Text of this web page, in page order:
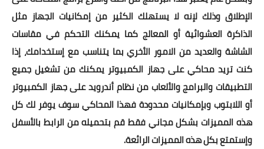
الإطلاق وذلك لإنه لا يستهلك الكثير من إمكانيات الجهاز مثل
الذاكرة العشوائية أو المعالج كما يمكنك التحكم في مقاسات
الشاشة والعديد من الامور الأخري بما يتناسب مع إستخدامك، إذا
كنت تريد محاكي على جهاز الكمبيوتر يمكنك من تشغيل جميع
التطبيقات والبرامج والألعاب من نظام أندرويد على جهاز الكمبيوتر
أو اللابتوبوبإمكانيات محدودة فهذا المحاكي سوف يوفر لك كل
هذه المميزات بشكل مجاني فقط قم بتحميله من الرابط بالأسفل
وإستمتع بكل هذه المميزات الرائعة.